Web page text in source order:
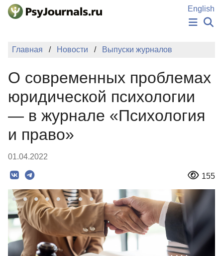
Перейти к основному содержанию
English
НОВОСТИ
ПОДАТЬ РУКОПИСЬ
БАЗА ЗНАНИЙ
КЛЮЧЕВЫЕ СЛОВА
Регистрация
Вход
Главная Новости Выпуски журналов
О современных проблемах
юридической психологии
— в журнале «Психология
и право»
01.04.2022
155